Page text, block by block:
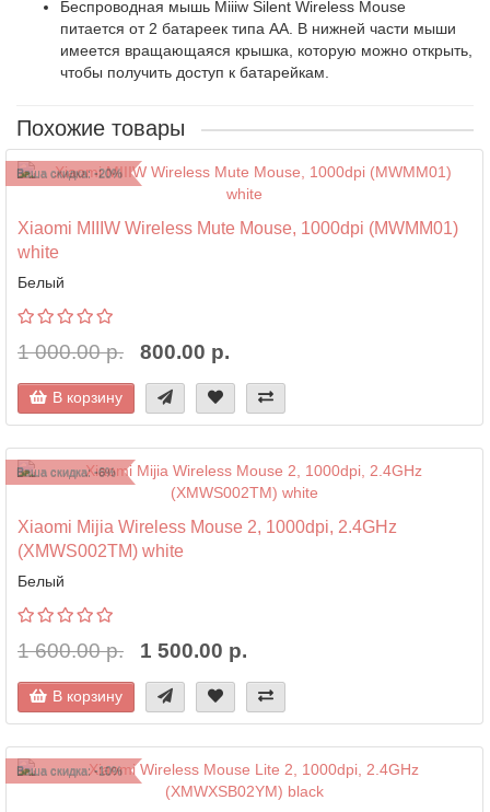
Беспроводная мышь Miiiw Silent Wireless Mouse
питается от 2 батареек типа АА. В нижней части мыши
имеется вращающаяся крышка, которую можно открыть,
чтобы получить доступ к батарейкам.
Похожие товары
Ваша скидка: -20%
Xiaomi MIIIW Wireless Mute Mouse, 1000dpi (MWMM01)
white
Белый
1 000.00 р. 800.00 р.
В корзину
Ваша скидка: -6%
Xiaomi Mijia Wireless Mouse 2, 1000dpi, 2.4GHz
(XMWS002TM) white
Белый
1 600.00 р. 1 500.00 р.
В корзину
Ваша скидка: -10%